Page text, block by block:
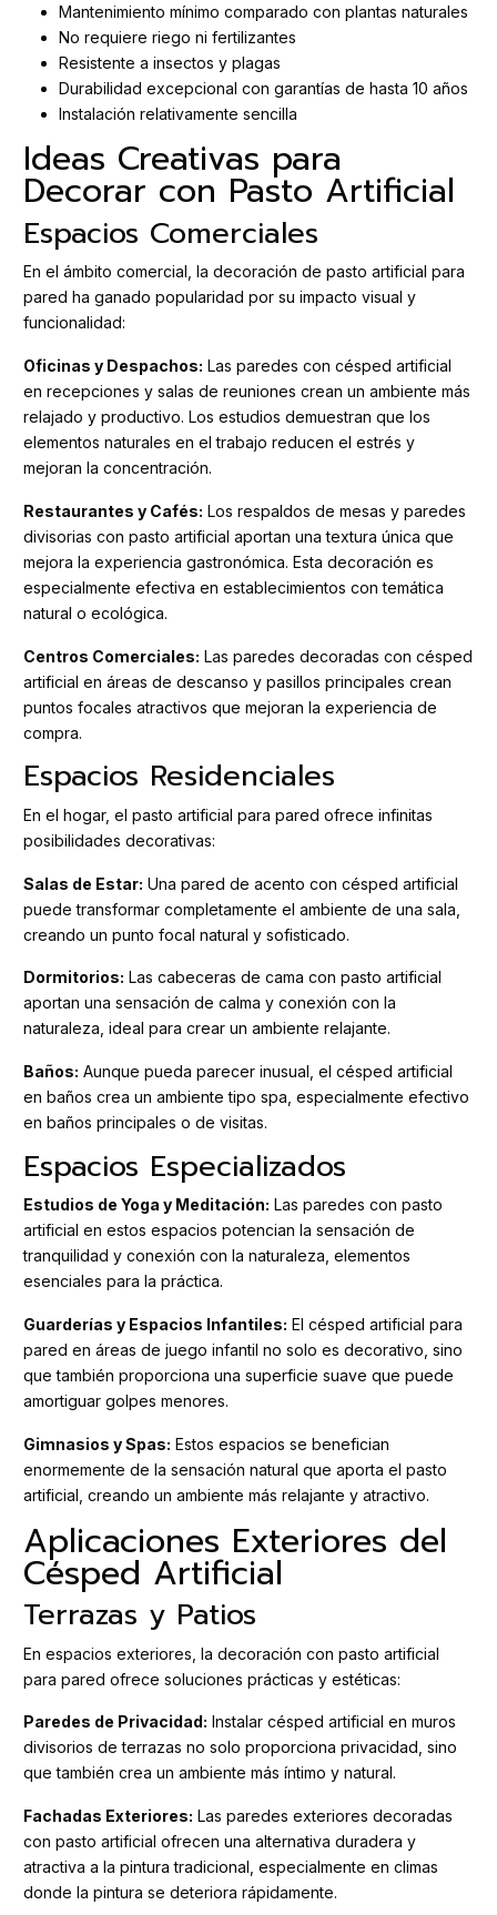
Mantenimiento mínimo comparado con plantas naturales
No requiere riego ni fertilizantes
Resistente a insectos y plagas
Durabilidad excepcional con garantías de hasta 10 años
Instalación relativamente sencilla
Ideas Creativas para
Decorar con Pasto Artificial
Espacios Comerciales
En el ámbito comercial, la decoración de pasto artificial para
pared ha ganado popularidad por su impacto visual y
funcionalidad:
Oficinas y Despachos: Las paredes con césped artificial
en recepciones y salas de reuniones crean un ambiente más
relajado y productivo. Los estudios demuestran que los
elementos naturales en el trabajo reducen el estrés y
mejoran la concentración.
Restaurantes y Cafés: Los respaldos de mesas y paredes
divisorias con pasto artificial aportan una textura única que
mejora la experiencia gastronómica. Esta decoración es
especialmente efectiva en establecimientos con temática
natural o ecológica.
Centros Comerciales: Las paredes decoradas con césped
artificial en áreas de descanso y pasillos principales crean
puntos focales atractivos que mejoran la experiencia de
compra.
Espacios Residenciales
En el hogar, el pasto artificial para pared ofrece infinitas
posibilidades decorativas:
Salas de Estar: Una pared de acento con césped artificial
puede transformar completamente el ambiente de una sala,
creando un punto focal natural y sofisticado.
Dormitorios: Las cabeceras de cama con pasto artificial
aportan una sensación de calma y conexión con la
naturaleza, ideal para crear un ambiente relajante.
Baños: Aunque pueda parecer inusual, el césped artificial
en baños crea un ambiente tipo spa, especialmente efectivo
en baños principales o de visitas.
Espacios Especializados
Estudios de Yoga y Meditación: Las paredes con pasto
artificial en estos espacios potencian la sensación de
tranquilidad y conexión con la naturaleza, elementos
esenciales para la práctica.
Guarderías y Espacios Infantiles: El césped artificial para
pared en áreas de juego infantil no solo es decorativo, sino
que también proporciona una superficie suave que puede
amortiguar golpes menores.
Gimnasios y Spas: Estos espacios se benefician
enormemente de la sensación natural que aporta el pasto
artificial, creando un ambiente más relajante y atractivo.
Aplicaciones Exteriores del
Césped Artificial
Terrazas y Patios
En espacios exteriores, la decoración con pasto artificial
para pared ofrece soluciones prácticas y estéticas:
Paredes de Privacidad: Instalar césped artificial en muros
divisorios de terrazas no solo proporciona privacidad, sino
que también crea un ambiente más íntimo y natural.
Fachadas Exteriores: Las paredes exteriores decoradas
con pasto artificial ofrecen una alternativa duradera y
atractiva a la pintura tradicional, especialmente en climas
donde la pintura se deteriora rápidamente.